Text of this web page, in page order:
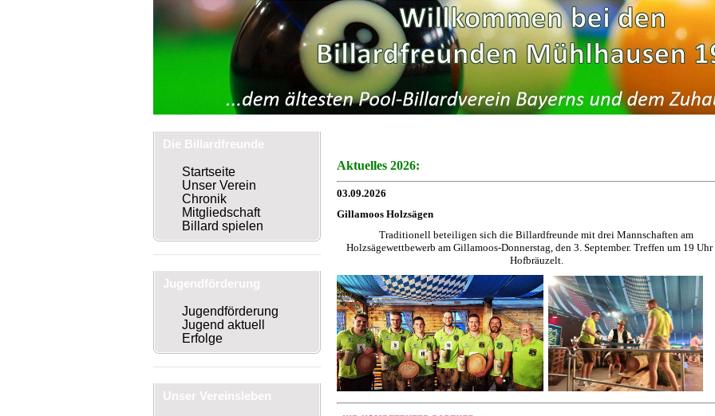
Die Billardfreunde
Mühlhausen
Startseite
Unser Verein
Chronik
Mitgliedschaft
Billard spielen
Jugendförderung
Jugendförderung
Jugend aktuell
Erfolge
Unser Vereinsleben
Aktuelles 2026:
03.09.2026
Gillamoos Holzsägen
Traditionell beteiligen sich die Billardfreunde mit drei Mannschaften am
Holzsägewettbewerb am Gillamoos-Donnerstag, den 3. September. Treffen um 19
Hofbräuzelt.